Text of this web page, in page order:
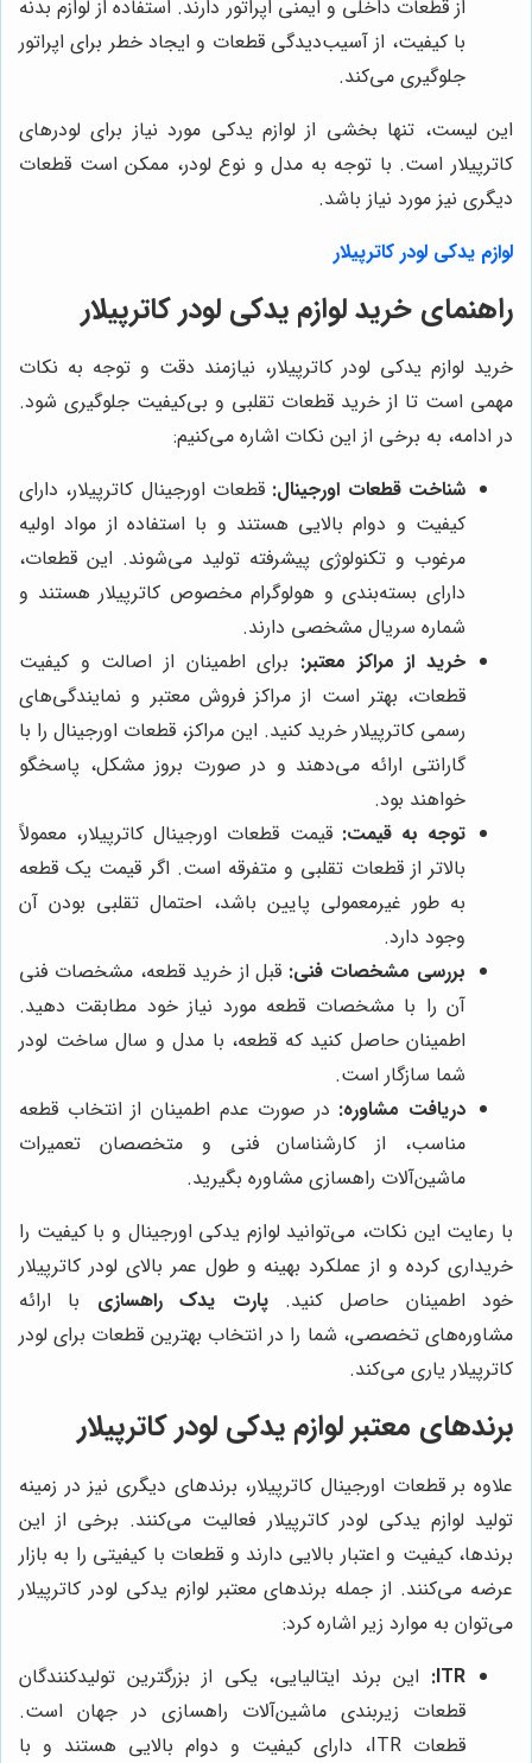
از قطعات داخلی و ایمنی اپراتور دارند. استفاده از لوازم بدنه
با کیفیت، از آسیب‌دیدگی قطعات و ایجاد خطر برای اپراتور
جلوگیری می‌کند.
این لیست، تنها بخشی از لوازم یدکی مورد نیاز برای لودرهای
کاترپیلار است. با توجه به مدل و نوع لودر، ممکن است قطعات
دیگری نیز مورد نیاز باشد.
لوازم یدکی لودر کاترپیلار
راهنمای خرید لوازم یدکی لودر کاترپیلار
خرید لوازم یدکی لودر کاترپیلار، نیازمند دقت و توجه به نکات
مهمی است تا از خرید قطعات تقلبی و بی‌کیفیت جلوگیری شود.
در ادامه، به برخی از این نکات اشاره می‌کنیم:
شناخت قطعات اورجینال: قطعات اورجینال کاترپیلار، دارای
کیفیت و دوام بالایی هستند و با استفاده از مواد اولیه
مرغوب و تکنولوژی پیشرفته تولید می‌شوند. این قطعات،
دارای بسته‌بندی و هولوگرام مخصوص کاترپیلار هستند و
شماره سریال مشخصی دارند.
خرید از مراکز معتبر: برای اطمینان از اصالت و کیفیت
قطعات، بهتر است از مراکز فروش معتبر و نمایندگی‌های
رسمی کاترپیلار خرید کنید. این مراکز، قطعات اورجینال را با
گارانتی ارائه می‌دهند و در صورت بروز مشکل، پاسخگو
خواهند بود.
توجه به قیمت: قیمت قطعات اورجینال کاترپیلار، معمولاً
بالاتر از قطعات تقلبی و متفرقه است. اگر قیمت یک قطعه
به طور غیرمعمولی پایین باشد، احتمال تقلبی بودن آن
وجود دارد.
بررسی مشخصات فنی: قبل از خرید قطعه، مشخصات فنی
آن را با مشخصات قطعه مورد نیاز خود مطابقت دهید.
اطمینان حاصل کنید که قطعه، با مدل و سال ساخت لودر
شما سازگار است.
دریافت مشاوره: در صورت عدم اطمینان از انتخاب قطعه
مناسب، از کارشناسان فنی و متخصصان تعمیرات
ماشین‌آلات راهسازی مشاوره بگیرید.
با رعایت این نکات، می‌توانید لوازم یدکی اورجینال و با کیفیت را
خریداری کرده و از عملکرد بهینه و طول عمر بالای لودر کاترپیلار
خود اطمینان حاصل کنید.پارت یدک راهسازی با ارائه
مشاوره‌های تخصصی، شما را در انتخاب بهترین قطعات برای لودر
کاترپیلار یاری می‌کند.
برندهای معتبر لوازم یدکی لودر کاترپیلار
علاوه بر قطعات اورجینال کاترپیلار، برندهای دیگری نیز در زمینه
تولید لوازم یدکی لودر کاترپیلار فعالیت می‌کنند. برخی از این
برندها، کیفیت و اعتبار بالایی دارند و قطعات با کیفیتی را به بازار
عرضه می‌کنند. از جمله برندهای معتبر لوازم یدکی لودر کاترپیلار
می‌توان به موارد زیر اشاره کرد:
ITR:
این برند ایتالیایی، یکی از بزرگترین تولیدکنندگان
قطعات زیربندی ماشین‌آلات راهسازی در جهان است.
قطعات ITR، دارای کیفیت و دوام بالایی هستند و با